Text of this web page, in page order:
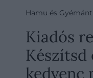
Hamu és Gyémánt
Kiadós
Készítsd
kedvenc